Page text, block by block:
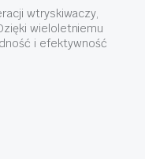
wtryskiwaczy,
wieloletniemu
i efektywność